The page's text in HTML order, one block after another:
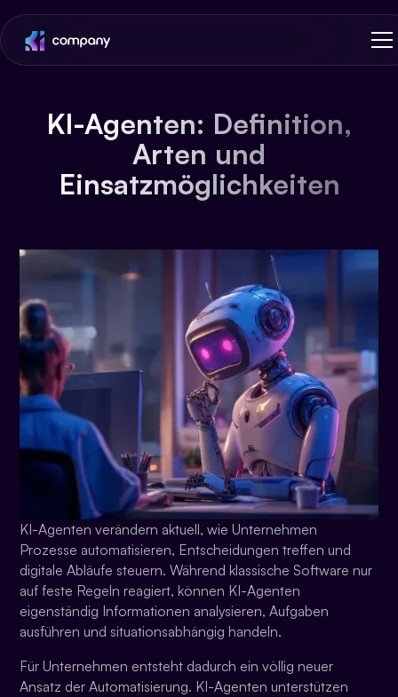
KI-Agenten: Definition,
Arten und
Einsatzmöglichkeiten
KI-Agenten verändern aktuell, wie Unternehmen
Prozesse automatisieren, Entscheidungen treffen und
digitale Abläufe steuern. Während klassische Software nur
auf feste Regeln reagiert, können KI-Agenten
eigenständig Informationen analysieren, Aufgaben
ausführen und situationsabhängig handeln.
Für Unternehmen entsteht dadurch ein völlig neuer
Ansatz der Automatisierung. KI-Agenten unterstützen